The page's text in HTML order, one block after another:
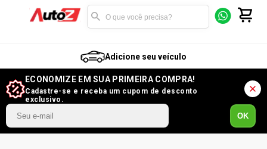
Adicione seu veículo
ECONOMIZE EM SUA PRIMEIRA COMPRA!
Cadastre-se e receba um cupom de desconto
exclusivo.
OK